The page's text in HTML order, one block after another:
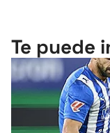
Te puede